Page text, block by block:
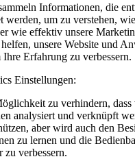
Informationen, die
werden, um zu verstehen,
wie effektiv unsere
unsere Website und
Ihre Erfahrung zu verbessern.
Einstellungen:
zu verhindern,
analysiert und verknüpft
aber wird auch den
zu lernen und die
zu verbessern.